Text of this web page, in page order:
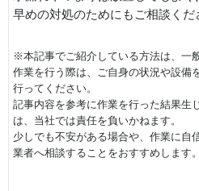
早めの対処のためにもご相談くだ
※本記事でご紹介している方法は、一
作業を行う際は、ご自身の状況や設備
行ってください。
記事内容を参考に作業を行った結果生
は、当社では責任を負いかねます。
少しでも不安がある場合や、作業に自
業者へ相談することをおすすめします。